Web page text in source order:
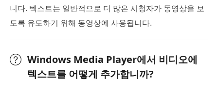
니다. 텍스트는 일반적으로 더 많은 시청자가 동영상을 보
도록 유도하기 위해 동영상에 사용됩니다.
Windows Media Player에서 비디오에
텍스트를 어떻게 추가합니까?